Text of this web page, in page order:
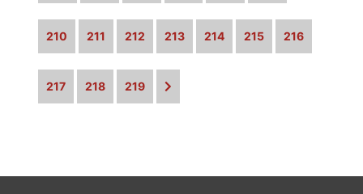
210 211 212 213 214 215 216
217 218 219